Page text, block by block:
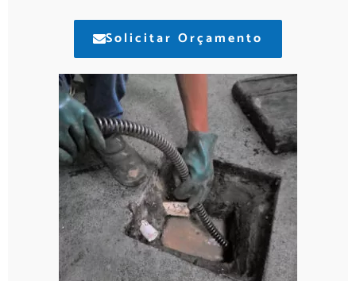
Solicitar Orçamento